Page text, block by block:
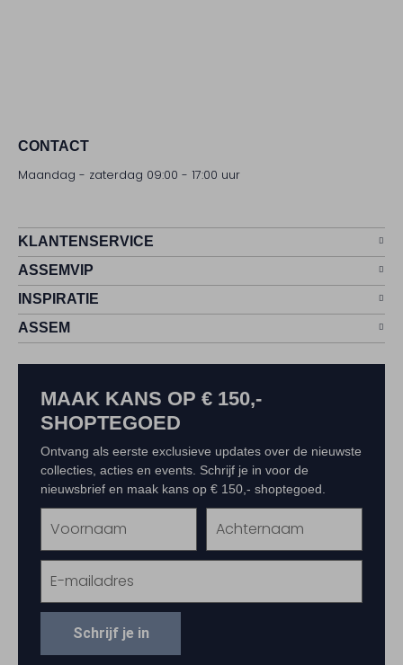
CONTACT
Maandag - zaterdag 09:00 - 17:00 uur
KLANTENSERVICE
ASSEMVIP
INSPIRATIE
ASSEM
MAAK KANS OP € 150,-
SHOPTEGOED
Ontvang als eerste exclusieve updates over de nieuwste
collecties, acties en events. Schrijf je in voor de
nieuwsbrief en maak kans op € 150,- shoptegoed.
Schrijf je in